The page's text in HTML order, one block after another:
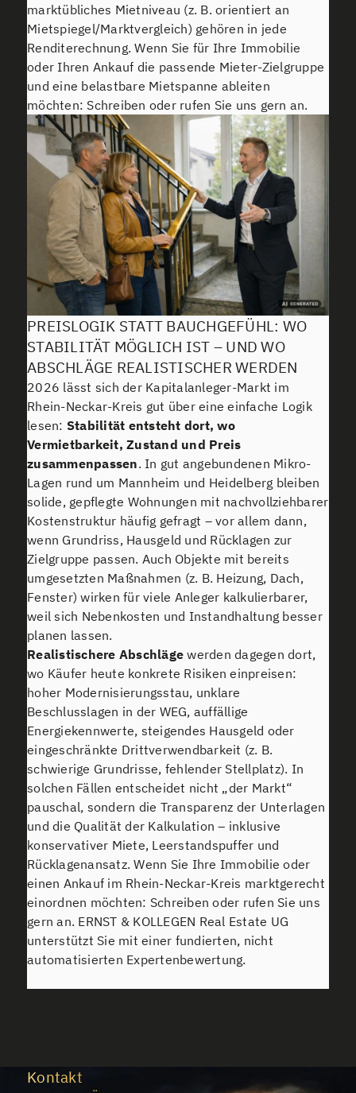
marktübliches Mietniveau (z. B. orientiert an
Mietspiegel/Marktvergleich) gehören in jede
Renditerechnung. Wenn Sie für Ihre Immobilie
oder Ihren Ankauf die passende Mieter-Zielgruppe
und eine belastbare Mietspanne ableiten
möchten: Schreiben oder rufen Sie uns gern an.
PREISLOGIK STATT BAUCHGEFÜHL: WO
STABILITÄT MÖGLICH IST – UND WO
ABSCHLÄGE REALISTISCHER WERDEN
2026 lässt sich der Kapitalanleger-Markt im
Rhein-Neckar-Kreis gut über eine einfache Logik
lesen: Stabilität entsteht dort, wo
Vermietbarkeit, Zustand und Preis
zusammenpassen. In gut angebundenen Mikro-
Lagen rund um Mannheim und Heidelberg bleiben
solide, gepflegte Wohnungen mit nachvollziehbarer
Kostenstruktur häufig gefragt – vor allem dann,
wenn Grundriss, Hausgeld und Rücklagen zur
Zielgruppe passen. Auch Objekte mit bereits
umgesetzten Maßnahmen (z. B. Heizung, Dach,
Fenster) wirken für viele Anleger kalkulierbarer,
weil sich Nebenkosten und Instandhaltung besser
planen lassen.
Realistischere Abschläge werden dagegen dort,
wo Käufer heute konkrete Risiken einpreisen:
hoher Modernisierungsstau, unklare
Beschlusslagen in der WEG, auffällige
Energiekennwerte, steigendes Hausgeld oder
eingeschränkte Drittverwendbarkeit (z. B.
schwierige Grundrisse, fehlender Stellplatz). In
solchen Fällen entscheidet nicht „der Markt“
pauschal, sondern die Transparenz der Unterlagen
und die Qualität der Kalkulation – inklusive
konservativer Miete, Leerstandspuffer und
Rücklagenansatz. Wenn Sie Ihre Immobilie oder
einen Ankauf im Rhein-Neckar-Kreis marktgerecht
einordnen möchten: Schreiben oder rufen Sie uns
gern an. ERNST & KOLLEGEN Real Estate UG
unterstützt Sie mit einer fundierten, nicht
automatisierten Expertenbewertung.
Kontakt